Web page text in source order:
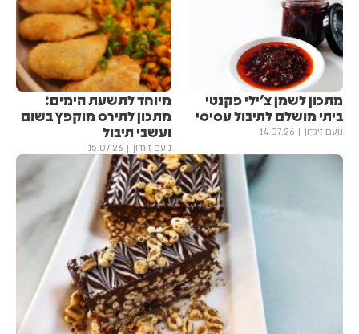
מתכון לשמן צ'ילי פקנטי
ביתי מושלם לתיבול עסיסי
נועם זיגדון 14.07.26
מיוחד לתשעת הימים:
מתכון לתירס מוקפץ בשום
ועשבי תיבול
נועם זיגדון 15.07.26